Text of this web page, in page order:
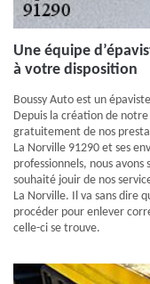
Une équipe
à votre disposition
Boussy Auto est un
Depuis la création de
gratuitement de nos
La Norville 91290 et ses
professionnels, nous
souhaité jouir de nos
La Norville. Il va sans dire
procéder pour enlever
celle-ci se trouve.